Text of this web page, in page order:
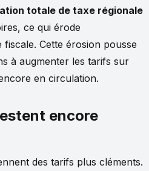
totale de taxe régionale
ce qui érode
Cette érosion pousse
à augmenter les tarifs sur
en circulation.
encore
des tarifs plus cléments.